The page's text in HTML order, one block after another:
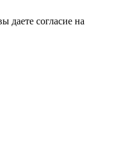
даете согласие на